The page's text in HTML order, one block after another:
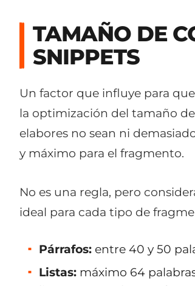
TAMAÑO DE
SNIPPETS
Un factor que influye para
la optimización del tamaño
elabores no sean ni
y máximo para el fragmento.
No es una regla, pero
ideal para cada tipo de
Párrafos: entre 40 y 50
Listas: máximo 64